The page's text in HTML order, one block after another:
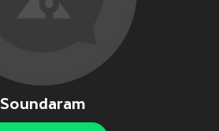
Soundaram